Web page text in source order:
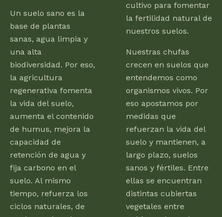
Un suelo sano es la
base de plantas
sanas, agua limpia y
una alta
biodiversidad. Por eso,
la agricultura
regenerativa fomenta
la vida del suelo,
aumenta el contenido
de humus, mejora la
capacidad de
retención de agua y
fija carbono en el
suelo. Al mismo
tiempo, refuerza los
ciclos naturales, de
cultivo para fomentar
la fertilidad natural de
nuestros suelos.
Nuestras chufas
crecen en suelos que
entendemos como
organismos vivos. Por
eso apostamos por
medidas que
refuerzan la vida del
suelo y mantienen, a
largo plazo, suelos
sanos y fértiles. Entre
ellas se encuentran
distintas cubiertas
vegetales entre